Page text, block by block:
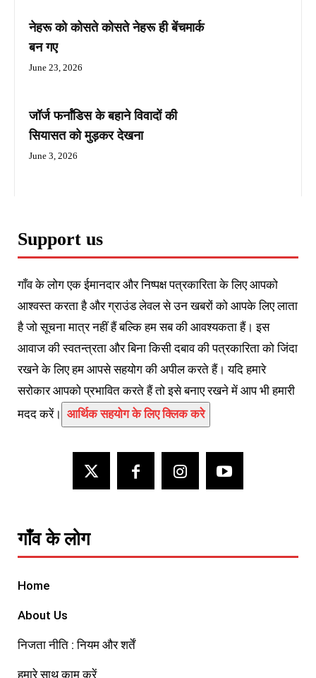
नेहरू को कोसते कोसते नेहरू ही बेंचमार्क
बन गए
June 23, 2026
जॉर्ज फर्नांडिस के बहाने विवादों की
सियासत को मुड़कर देखना
June 3, 2026
Support us
गाँव के लोग एक ईमानदार और निष्पक्ष पत्रकारिता के लिए आपको
आश्वस्त करता है और ग्राउंड लेवल से उन खबरों को आपके लिए लाता
है जो सूचना मात्र नहीं हैं बल्कि हम सब की आवश्यकता हैं। इस
आवाज की स्वतन्त्रता और बिना किसी दबाव की पत्रकारिता को जिंदा
रखने के लिए हम आपसे सहयोग की अपील करते हैं। यदि हमारे
सरोकार आपको प्रभावित करते हैं तो इसे बनाए रखने में आप भी हमारी
मदद करें। आर्थिक सहयोग के लिए क्लिक करे
गाँव के लोग
Home
About Us
निजता नीति : नियम और शर्तें
हमारे साथ काम करें